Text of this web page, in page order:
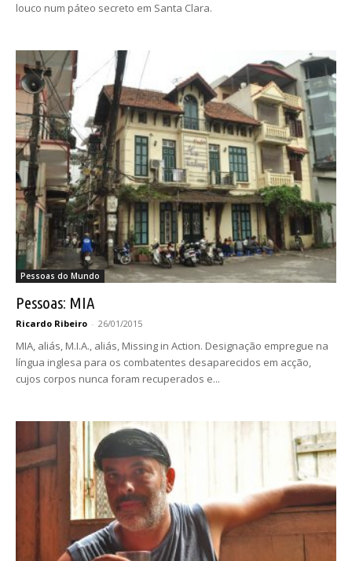
louco num páteo secreto em Santa Clara.
Pessoas do Mundo
Pessoas: MIA
Ricardo Ribeiro - 26/01/2015
MIA, aliás, M.I.A., aliás, Missing in Action. Designação empregue na
língua inglesa para os combatentes desaparecidos em acção,
cujos corpos nunca foram recuperados e...